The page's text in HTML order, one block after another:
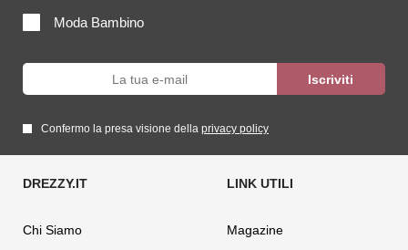
Moda Bambino
Confermo la presa visione della privacy policy
Chi Siamo Magazine